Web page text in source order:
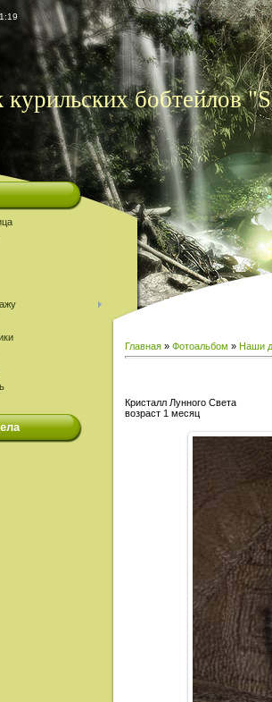
бобтейлов
Главная » Фотоальбом » Наши
Кристалл Лунного Света
возраст 1 месяц